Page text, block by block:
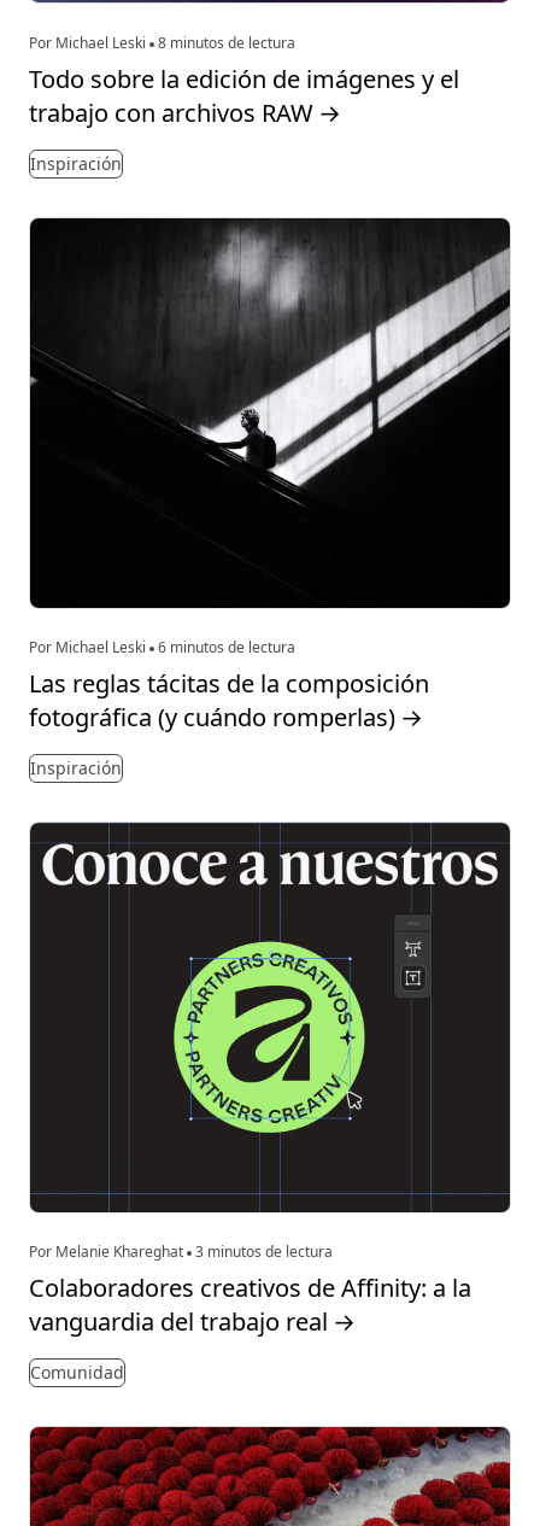
Por Michael Leski 8 minutos de lectura
Todo sobre la edición de imágenes y el
trabajo con archivos RAW →
Inspiración
Por Michael Leski 6 minutos de lectura
Las reglas tácitas de la composición
fotográfica (y cuándo romperlas) →
Inspiración
Por Melanie Khareghat 3 minutos de lectura
Colaboradores creativos de Affinity: a la
vanguardia del trabajo real →
Comunidad